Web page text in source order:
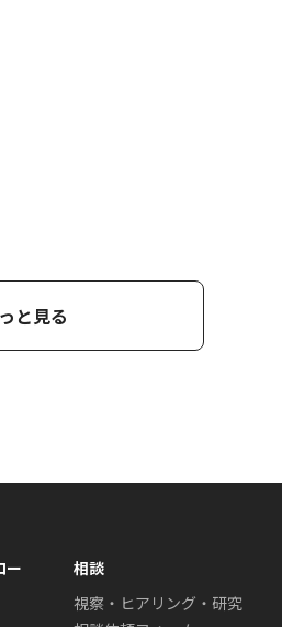
と見る
ー
相談
視察・ヒアリング・研究